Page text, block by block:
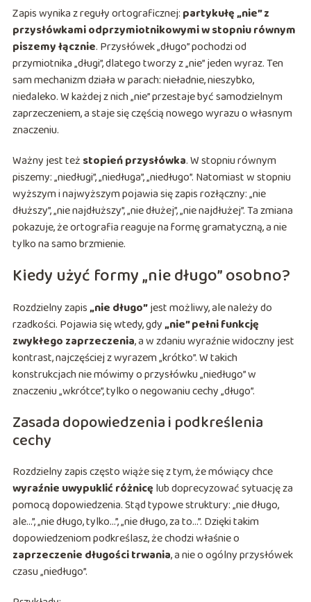
Zapis wynika z reguły ortograficznej: partykułę „nie” z
przysłówkami odprzymiotnikowymi w stopniu równym
piszemy łącznie. Przysłówek „długo” pochodzi od
przymiotnika „długi”, dlatego tworzy z „nie” jeden wyraz. Ten
sam mechanizm działa w parach: nieładnie, nieszybko,
niedaleko. W każdej z nich „nie” przestaje być samodzielnym
zaprzeczeniem, a staje się częścią nowego wyrazu o własnym
znaczeniu.
Ważny jest też stopień przysłówka. W stopniu równym
piszemy: „niedługi”, „niedługa”, „niedługo”. Natomiast w stopniu
wyższym i najwyższym pojawia się zapis rozłączny: „nie
dłuższy”, „nie najdłuższy”, „nie dłużej”, „nie najdłużej”. Ta zmiana
pokazuje, że ortografia reaguje na formę gramatyczną, a nie
tylko na samo brzmienie.
Kiedy użyć formy „nie długo” osobno?
Rozdzielny zapis„nie długo”jest możliwy, ale należy do
rzadkości. Pojawia się wtedy, gdy„nie” pełni funkcję
zwykłego zaprzeczenia, a w zdaniu wyraźnie widoczny jest
kontrast, najczęściej z wyrazem „krótko”. W takich
konstrukcjach nie mówimy o przysłówku „niedługo” w
znaczeniu „wkrótce”, tylko o negowaniu cechy „długo”.
Zasada dopowiedzenia i podkreślenia
cechy
Rozdzielny zapis często wiąże się z tym, że mówiący chce
wyraźnie uwypuklić różnicę lub doprecyzować sytuację za
pomocą dopowiedzenia. Stąd typowe struktury: „nie długo,
ale…”, „nie długo, tylko…”, „nie długo, za to…”. Dzięki takim
dopowiedzeniom podkreślasz, że chodzi właśnie o
zaprzeczenie długości trwania, a nie o ogólny przysłówek
czasu „niedługo”.